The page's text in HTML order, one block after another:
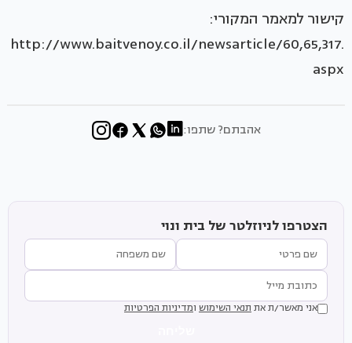
קישור למאמר המקורי:
http://www.baitvenoy.co.il/newsarticle/60,65,317.
aspx
אהבתם? שתפו:
הצטרפו לניוזלטר של בית ונוי
אני מאשר/ת את תנאי השימוש ומדיניות הפרטיות